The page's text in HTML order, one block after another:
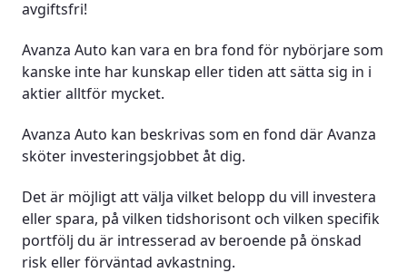
avgiftsfri!
Avanza Auto kan vara en bra fond för nybörjare som
kanske inte har kunskap eller tiden att sätta sig in i
aktier alltför mycket.
Avanza Auto kan beskrivas som en fond där Avanza
sköter investeringsjobbet åt dig.
Det är möjligt att välja vilket belopp du vill investera
eller spara, på vilken tidshorisont och vilken specifik
portfölj du är intresserad av beroende på önskad
risk eller förväntad avkastning.